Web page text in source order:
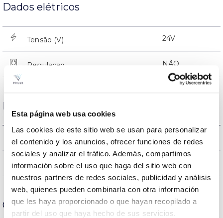
Esta página web usa cookies
Las cookies de este sitio web se usan para personalizar
el contenido y los anuncios, ofrecer funciones de redes
sociales y analizar el tráfico. Además, compartimos
información sobre el uso que haga del sitio web con
nuestros partners de redes sociales, publicidad y análisis
web, quienes pueden combinarla con otra información
que les haya proporcionado o que hayan recopilado a
partir del uso que haya hecho de sus servicios.
Dados elétricos
Tensão (V) 24V
Regulaçao NÃO
Dimensões e montagem
Dimensão 0x0x0mm
Junção NÃO
Carcaça e Acabamento